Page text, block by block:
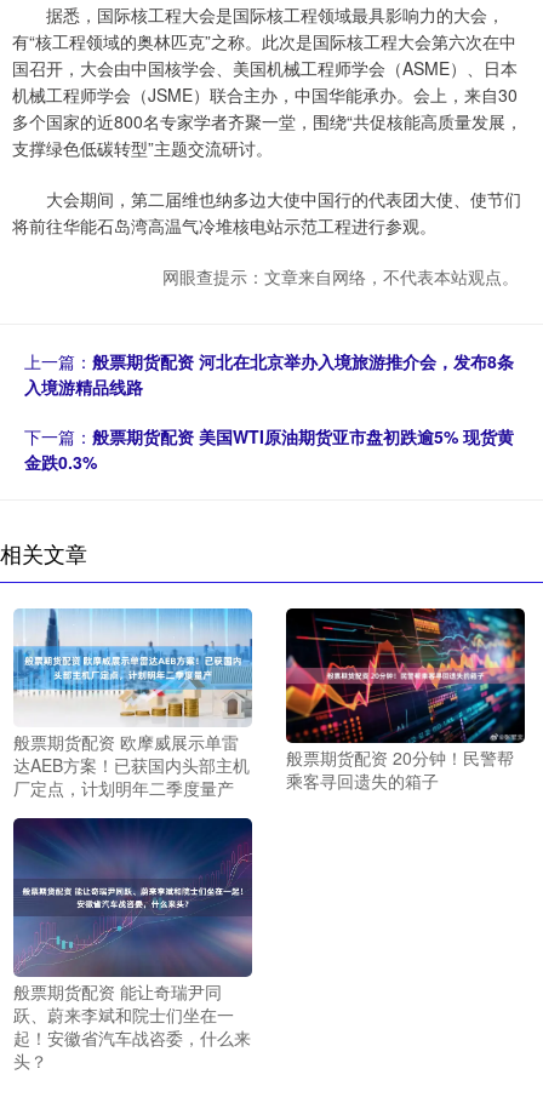
据悉，国际核工程大会是国际核工程领域最具影响力的大会，
有“核工程领域的奥林匹克”之称。此次是国际核工程大会第六次在中
国召开，大会由中国核学会、美国机械工程师学会（ASME）、日本
机械工程师学会（JSME）联合主办，中国华能承办。会上，来自30
多个国家的近800名专家学者齐聚一堂，围绕“共促核能高质量发展，
支撑绿色低碳转型”主题交流研讨。
大会期间，第二届维也纳多边大使中国行的代表团大使、使节们
将前往华能石岛湾高温气冷堆核电站示范工程进行参观。
网眼查提示：文章来自网络，不代表本站观点。
上一篇： 般票期货配资 河北在北京举办入境旅游推介会，发布8条
入境游精品线路
下一篇： 般票期货配资 美国WTI原油期货亚市盘初跌逾5% 现货黄
金跌0.3%
相关文章
般票期货配资 欧摩威展示单雷
达AEB方案！已获国内头部主机
厂定点，计划明年二季度量产
般票期货配资 20分钟！民警帮
乘客寻回遗失的箱子
般票期货配资 能让奇瑞尹同
跃、蔚来李斌和院士们坐在一
起！安徽省汽车战咨委，什么来
头？